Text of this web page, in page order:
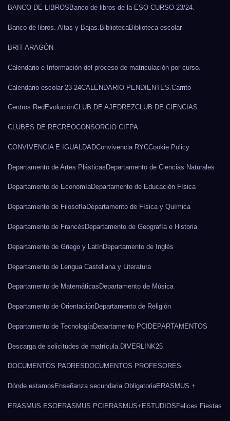
BANCO DE LIBROS Banco de libros de la ESO CURSO 23/24.
Banco de libros. Altas y Bajas. BibliotecaBiblioteca escolar
BRIT ARAGÓN
Calendario e Información del proceso de matriculación por curso.
Calendario escolar 23-24CALENDARIO PENDIENTES. Carrito
Centros RedEvoluciónCLUB DE AJEDREZCLUB DE CIENCIAS
CLUBES DE RECREOCONSORCIO CIFPA
CONVIVENCIA E IGUALDADConvivencia RYCCookie Policy
Departamento de Artes PlásticasDepartamento de Ciencias Naturales
Departamento de EconomíaDepartamento de Educación Física
Departamento de FilosofíaDepartamento de Física y Química
Departamento de Francés Departamento de Geografía e Historia
Departamento de Griego y LatínDepartamento de Inglés
Departamento de Lengua Castellana y Literatura
Departamento de Matemáticas Departamento de Música
Departamento de OrientaciónDepartamento de Religión
Departamento de TecnologíaDepartamento PCI DEPARTAMENTOS
Descarga de solicitudes de matrícula. DIVERLINK25
DOCUMENTOS PADRES DOCUMENTOS PROFESORES
Dónde estamos Enseñanza secundaria ObligatoriaERASMUS +
ERASMUS ESOERASMUS PCI ERASMUS+ ESTUDIOS Felices Fiestas